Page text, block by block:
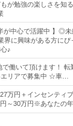
が勉強の楽しさを知
半が中心で活躍中 】◎
界に興味がある方に
♪
で働いて頂けます！
リアで募集中 ☆車…
27万円＋インセンティ
～30万円※あなたの